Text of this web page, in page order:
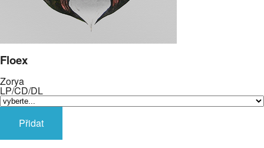
Floex
Zorya
LP/CD/DL
Přidat